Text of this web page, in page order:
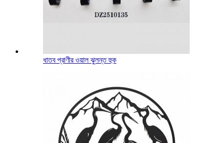
ধাতব প্রাণীর ওয়াল ঝুলন্ত হুক